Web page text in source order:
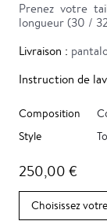
Prenez votre
longueur (30 /
Livraison :
Instruction de
Composition
Style
250,00 €